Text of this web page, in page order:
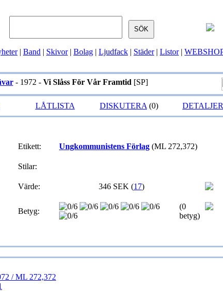
| Band | Skivor| Bolag | Ljudfack | Städer| Listor|
- 1972 - Vi Slåss För Vår Framtid [SP]
LÅTLISTA DISKUTERA (0) DETALJER
Etikett: Ungkommunistens Förlag (ML 272,372)
Stilar:
Värde: 346 SEK (17)
Betyg:
(0
betyg)
/ ML 272,372